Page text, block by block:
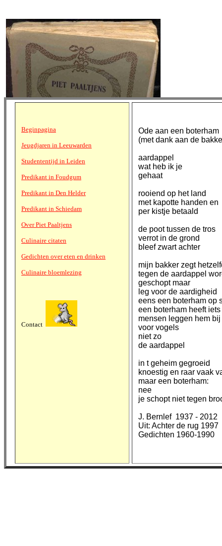
Beginpagina
Jeugdjaren in Leeuwarden
Studententijd in Leiden
Predikant in Foudgum
Predikant in Den Helder
Predikant in Schiedam
Over Piet Paaltjens
Culinaire citaten
Gedichten over eten en drinken
Culinaire bloemlezing
Contact
Ode aan een boterham
(met dank aan de
aardappel
wat heb ik je
gehaat
rooiend op het land
met kapotte handen en
per kistje betaald
de poot tussen de tros
verrot in de grond
bleef zwart achter
mijn bakker zegt
tegen de aardappel
geschopt maar
leg voor de aardigheid
eens een boterham op
een boterham heeft
mensen leggen hem
voor vogels
niet zo
de aardappel
in t geheim gegroeid
knoestig en raar vaak
maar een boterham:
nee
je schopt niet tegen
J. Bernlef 1937 - 2012
Uit: Achter de rug 1997
Gedichten 1960-1990